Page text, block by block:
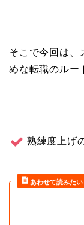
そこで今回は、
めな転職のルー
熟練度上げ